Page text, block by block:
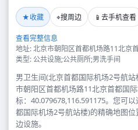
★收藏 ⌖搜周边 📱 去手机查看
查看完整信息
地址: 北京市朝阳区首都机场路11北京
类型: 公共设施;公共厕所;男洗手间
男卫生间(北京首都国际机场2号航
市朝阳区首都机场路11北京首都国
标：40.079678,116.591175。您可
都国际机场2号航站楼)的精确地图
边设施。